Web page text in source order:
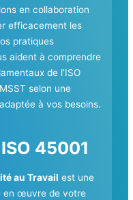
en collaboration
efficacement les
pratiques
aident à comprendre
de l’ISO
selon une
à vos besoins.
45001
au Travail est une
en œuvre de votre